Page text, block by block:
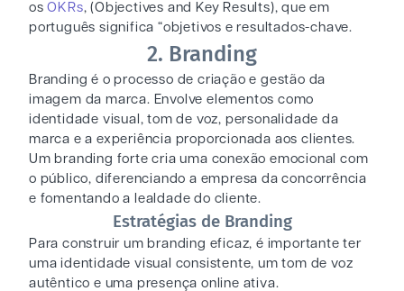
osOKRs, (Objectives and Key Results), que em
português significa “objetivos e resultados-chave.
2. Branding
Branding é o processo de criação e gestão da
imagem da marca. Envolve elementos como
identidade visual, tom de voz, personalidade da
marca e a experiência proporcionada aos clientes.
Um branding forte cria uma conexão emocional com
o público, diferenciando a empresa da concorrência
e fomentando a lealdade do cliente.
Estratégias de Branding
Para construir um branding eficaz, é importante ter
uma identidade visual consistente, um tom de voz
autêntico e uma presença online ativa.